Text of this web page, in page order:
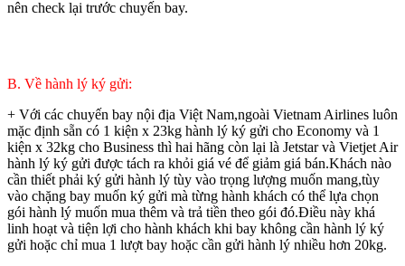
nên check lại trước chuyến bay.
B. Về hành lý ký gửi:
+ Với các chuyến bay nội địa Việt Nam,ngoài Vietnam Airlines luôn
mặc định sẵn có 1 kiện x 23kg hành lý ký gửi cho Economy và 1
kiện x 32kg cho Business thì hai hãng còn lại là Jetstar và Vietjet Air
hành lý ký gửi được tách ra khỏi giá vé để giảm giá bán.Khách nào
cần thiết phải ký gửi hành lý tùy vào trọng lượng muốn mang,tùy
vào chặng bay muốn ký gửi mà từng hành khách có thể lựa chọn
gói hành lý muốn mua thêm và trả tiền theo gói đó.Điều này khá
linh hoạt và tiện lợi cho hành khách khi bay không cần hành lý ký
gửi hoặc chỉ mua 1 lượt bay hoặc cần gửi hành lý nhiều hơn 20kg.